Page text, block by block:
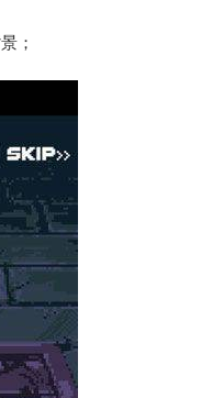
；